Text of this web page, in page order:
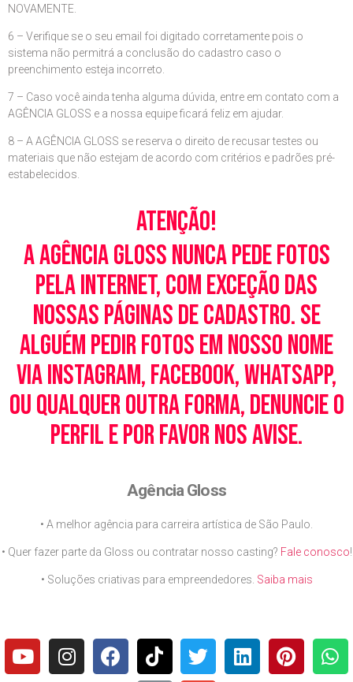
NOVAMENTE.
6 – Verifique se o seu email foi digitado corretamente pois o
sistema não permitrá a conclusão do cadastro caso o
preenchimento esteja incorreto.
7 – Caso você ainda tenha alguma dúvida, entre em contato com a
AGÊNCIA GLOSS e a nossa equipe ficará feliz em ajudar.
8 – A AGÊNCIA GLOSS se reserva o direito de recusar testes ou
materiais que não estejam de acordo com critérios e padrões pré-
estabelecidos.
Atenção!
A Agência Gloss nunca pede fotos
pela Internet, com exceção das
nossas páginas de cadastro. Se
alguém pedir fotos em nosso nome
via Instagram, Facebook, WhatsApp,
ou qualquer outra forma, denuncie o
perfil e por favor nos avise.
Agência Gloss
• A melhor agência para carreira artística de São Paulo.
• Quer fazer parte da Gloss ou contratar nosso casting? Fale conosco!
• Soluções criativas para empreendedores. Saiba mais